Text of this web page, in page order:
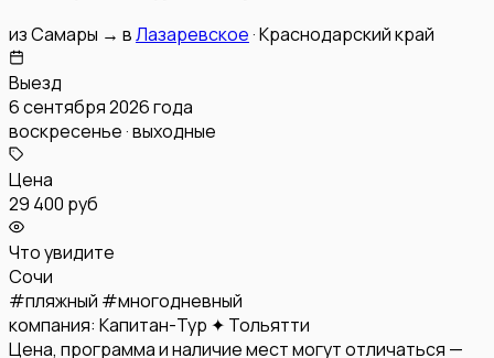
изСамары → вЛазаревское·Краснодарский край
Выезд
6 сентября 2026 года
воскресенье · выходные
Цена
29 400 руб
Что увидите
Сочи
#пляжный #многодневный
компания: Капитан-Тур ✦ Тольятти
Цена, программа и наличие мест могут отличаться —